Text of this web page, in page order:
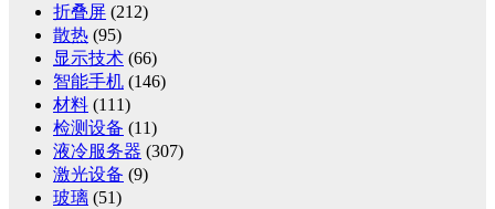
折叠屏 (212)
散热 (95)
显示技术 (66)
智能手机 (146)
材料 (111)
检测设备 (11)
液冷服务器 (307)
激光设备 (9)
玻璃 (51)